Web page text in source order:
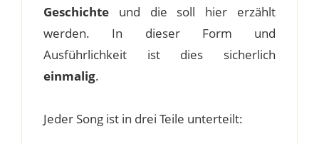
Geschichte und die soll hier erzählt
werden. In dieser Form und
Ausführlichkeit ist dies sicherlich
einmalig.
Jeder Song ist in drei Teile unterteilt: